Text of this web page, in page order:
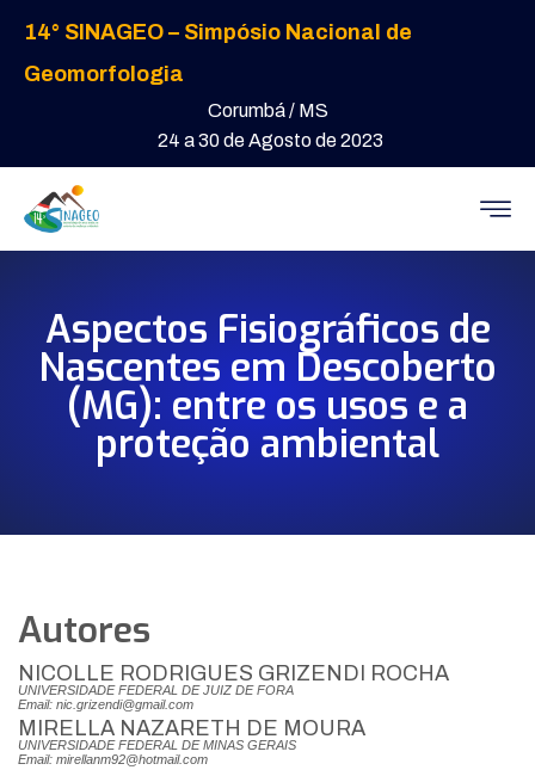
14° SINAGEO – Simpósio Nacional de
Geomorfologia
Corumbá / MS
24 a 30 de Agosto de 2023
Aspectos Fisiográficos de
Nascentes em Descoberto
(MG): entre os usos e a
proteção ambiental
Autores
NICOLLE RODRIGUES GRIZENDI ROCHA
UNIVERSIDADE FEDERAL DE JUIZ DE FORA
Email: nic.grizendi@gmail.com
MIRELLA NAZARETH DE MOURA
UNIVERSIDADE FEDERAL DE MINAS GERAIS
Email: mirellanm92@hotmail.com